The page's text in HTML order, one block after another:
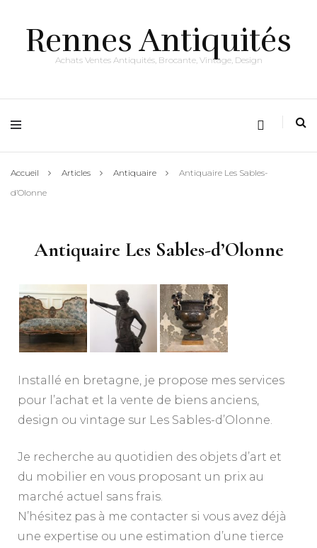
Rennes Antiquités
Achats Ventes Antiquités, Brocante, Vintage, Design
Accueil Articles Antiquaire
Antiquaire Les Sables-
d’Olonne
Antiquaire Les Sables-d’Olonne
Installé en bretagne, je propose mes services
pour l’achat et la vente de biens anciens,
design ou vintage sur Les Sables-d’Olonne.
Je recherche au quotidien des objets d’art et
du mobilier en vous proposant un prix au
marché actuel sans frais.
N’hésitez pas à me contacter si vous avez déjà
une expertise ou une estimation d’une tierce